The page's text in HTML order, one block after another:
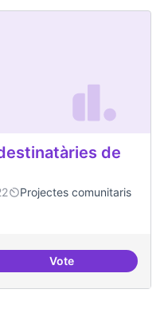
de
Projectes comunitaris
VoteTreball en xarxa